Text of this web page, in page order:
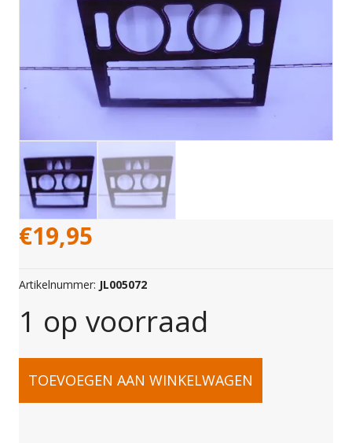
€19,95
Artikelnummer: JL005072
1 op voorraad
C-
TOEVOEGEN AAN WINKELWAGEN